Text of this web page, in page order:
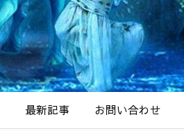
最新記事 お問い合わせ